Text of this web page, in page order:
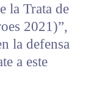
la Trata de
2021)”,
la defensa
a este